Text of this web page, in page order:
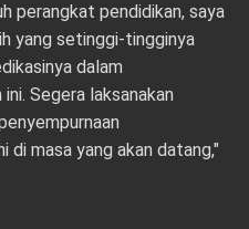
perangkat pendidikan, saya
yang setinggi-tingginya
dalam
Segera laksanakan
di masa yang akan datang,"